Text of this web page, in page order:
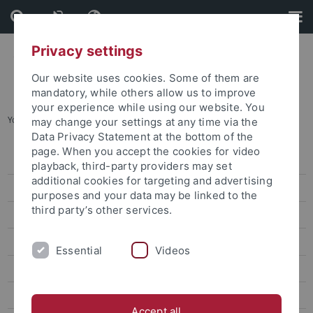
Skip
to
content
Skip
to
footer
You are here: Home ... Archive
Press releases
Archive
attempto online
Newsletter Uni Tübingen aktuell
Publications
Privacy settings
Our website uses cookies. Some of them are
mandatory, while others allow us to improve
your experience while using our website. You
may change your settings at any time via the
Data Privacy Statement at the bottom of the
page. When you accept the cookies for video
playback, third-party providers may set
additional cookies for targeting and advertising
purposes and your data may be linked to the
third party’s other services.
Essential Videos